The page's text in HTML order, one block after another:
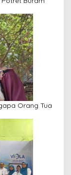
Orang Tua